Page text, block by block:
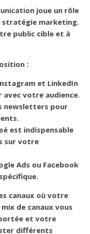
joue un rôle
stratégie marketing.
public cible et à
:
et LinkedIn
votre audience.
newsletters pour
est indispensable
sur votre
Ads ou Facebook
canaux où votre
de canaux vous
et votre
différents